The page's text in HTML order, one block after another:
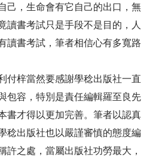
己，生命會有它自己的出口，無
讀書考試只是手段不是目的，人
讀書考試，筆者相信心有多寬路
梓當然要感謝學稔出版社一直
包容，特別是責任編輯羅至良先
書才得以更加完善。筆者以認真
稔出版社也以嚴謹審慎的態度編
許之處，當屬出版社功勞最大，